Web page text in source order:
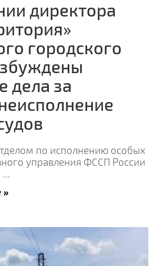
директора
городского
дела за
по исполнению особых
управления ФССП России
...